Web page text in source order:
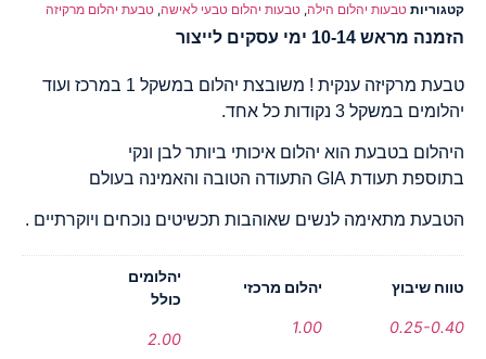
קטגוריות טבעות יהלום הילה, טבעות יהלום טבעי לאישה, טבעת יהלום מרקיזה
הזמנה מראש 10-14 ימי עסקים לייצור
טבעת מרקיזה ענקית ! משובצת יהלום במשקל 1 במרכז ועוד
יהלומים במשקל 3 נקודות כל אחד.
היהלום בטבעת הוא יהלום איכותי ביותר לבן ונקי
בתוספת תעודת GIA התעודה הטובה והאמינה בעולם
הטבעת מתאימה לנשים שאוהבות תכשיטים נוכחים ויוקרתיים .
טווח שיבוץ
0.25-0.40
יהלום מרכזי
1.00
יהלומים
כולל
2.00